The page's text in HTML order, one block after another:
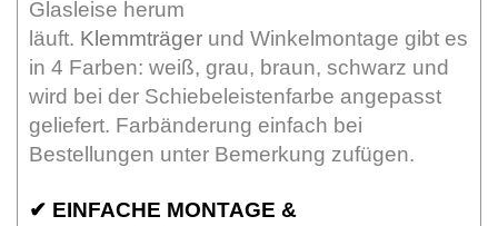
Glasleise herum
läuft. Klemmträger und Winkelmontage gibt es
in 4 Farben: weiß, grau, braun, schwarz und
wird bei der Schiebeleistenfarbe angepasst
geliefert. Farbänderung einfach bei
Bestellungen unter Bemerkung zufügen.
✔ EINFACHE MONTAGE &